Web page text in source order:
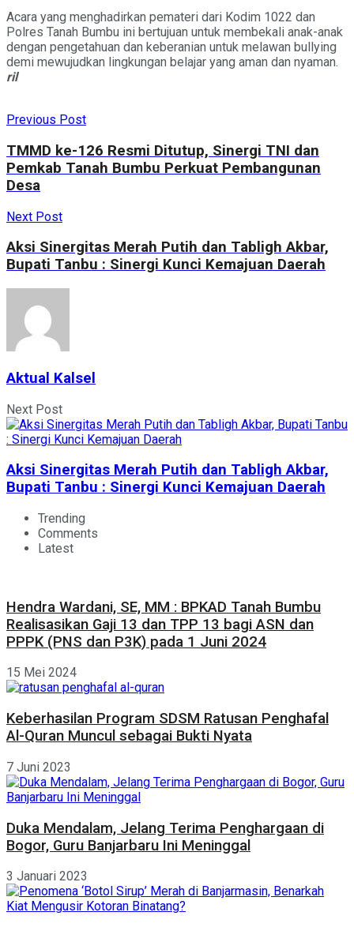
​Acara yang menghadirkan pemateri dari Kodim 1022 dan
Polres Tanah Bumbu ini bertujuan untuk membekali anak-anak
dengan pengetahuan dan keberanian untuk melawan bullying
demi mewujudkan lingkungan belajar yang aman dan nyaman.
ril
Previous Post
TMMD ke-126 Resmi Ditutup, Sinergi TNI dan
Pemkab Tanah Bumbu Perkuat Pembangunan
Desa
Next Post
Aksi Sinergitas Merah Putih dan Tabligh Akbar,
Bupati Tanbu : Sinergi Kunci Kemajuan Daerah
Aktual Kalsel
Next Post
Aksi Sinergitas Merah Putih dan Tabligh Akbar,
Bupati Tanbu : Sinergi Kunci Kemajuan Daerah
Trending
Comments
Latest
Hendra Wardani, SE, MM : BPKAD Tanah Bumbu
Realisasikan Gaji 13 dan TPP 13 bagi ASN dan
PPPK (PNS dan P3K) pada 1 Juni 2024
15 Mei 2024
Keberhasilan Program SDSM Ratusan Penghafal
Al-Quran Muncul sebagai Bukti Nyata
7 Juni 2023
Duka Mendalam, Jelang Terima Penghargaan di
Bogor, Guru Banjarbaru Ini Meninggal
3 Januari 2023